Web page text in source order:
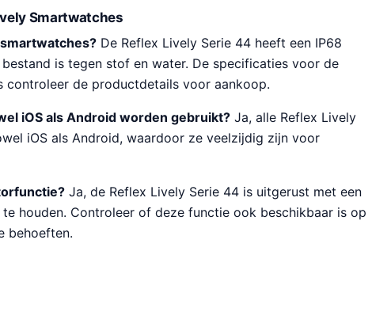
Smartwatches
De Reflex Lively Serie 44 heeft een IP68
is tegen stof en water. De specificaties voor de
controleer de productdetails voor aankoop.
iOS als Android worden gebruikt? Ja, alle Reflex Lively
iOS als Android, waardoor ze veelzijdig zijn voor
Ja, de Reflex Lively Serie 44 is uitgerust met een
houden. Controleer of deze functie ook beschikbaar is op
behoeften.